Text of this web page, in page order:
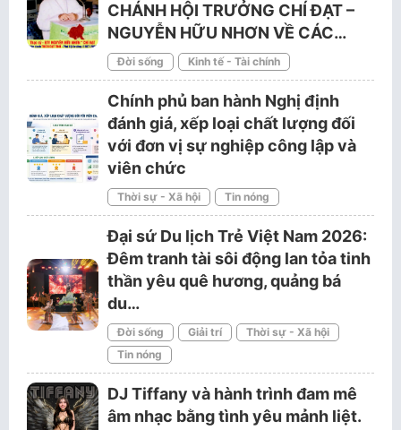
CHÁNH HỘI TRƯỞNG CHÍ ĐẠT –
NGUYỄN HỮU NHƠN VỀ CÁC…
Đời sống Kinh tế - Tài chính
Chính phủ ban hành Nghị định
đánh giá, xếp loại chất lượng đối
với đơn vị sự nghiệp công lập và
viên chức
Thời sự - Xã hội Tin nóng
Đại sứ Du lịch Trẻ Việt Nam 2026:
Đêm tranh tài sôi động lan tỏa tinh
thần yêu quê hương, quảng bá
du…
Đời sống Giải trí
Thời sự - Xã hội
Tin nóng
DJ Tiffany và hành trình đam mê
âm nhạc bằng tình yêu mảnh liệt.